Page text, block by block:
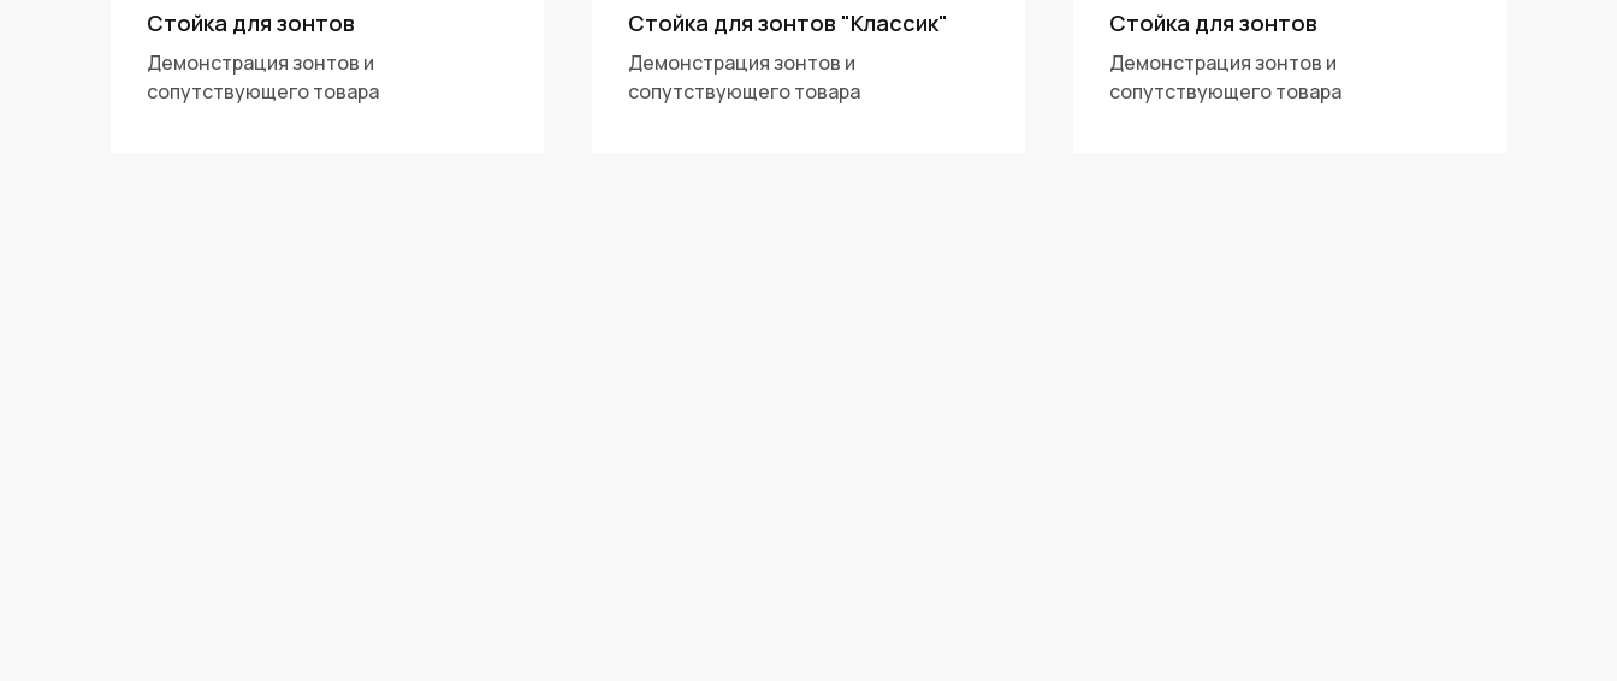
Стойка для зонтов
Демонстрация зонтов и
сопутствующего товара
Стойка для зонтов "Классик"
Демонстрация зонтов и
сопутствующего товара
Стойка для зонтов
Демонстрация зонтов и
сопутствующего товара